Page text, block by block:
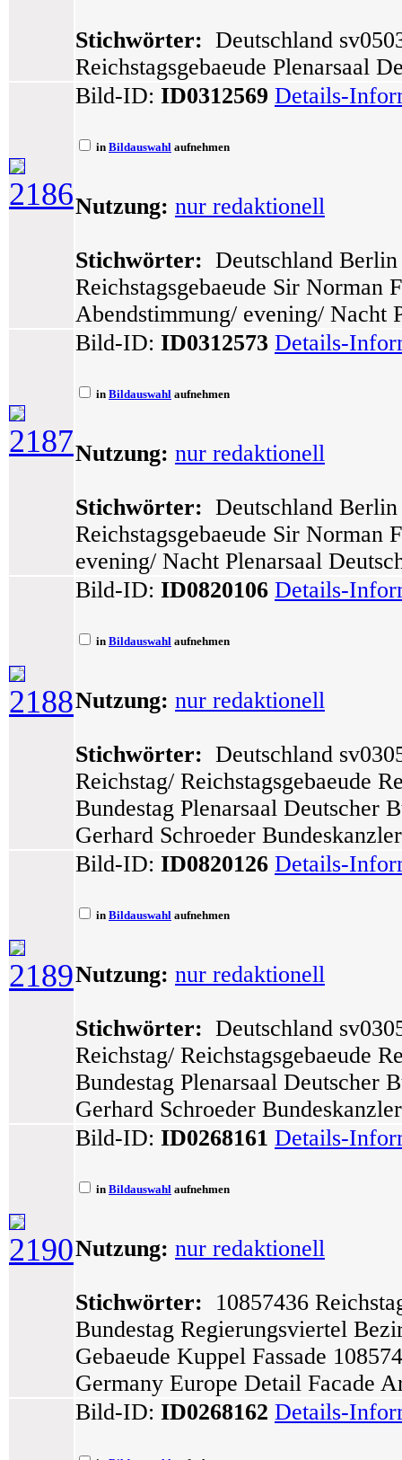
Stichwörter: Deutschland
Reichstagsgebaeude Plenarsaal
2186
Bild-ID: ID0312569 Details-
in Bildauswahl aufnehmen
Nutzung: nur redaktionell
Stichwörter: Deutschland
Reichstagsgebaeude Sir Norman
Abendstimmung/ evening/ Nacht
2187
Bild-ID: ID0312573 Details-
in Bildauswahl aufnehmen
Nutzung: nur redaktionell
Stichwörter: Deutschland
Reichstagsgebaeude Sir Norman
evening/ Nacht Plenarsaal
2188
Bild-ID: ID0820106 Details-
in Bildauswahl aufnehmen
Nutzung: nur redaktionell
Stichwörter: Deutschland
Reichstag/ Reichstagsgebaeude
Bundestag Plenarsaal Deutscher
Gerhard Schroeder
2189
Bild-ID: ID0820126 Details-
in Bildauswahl aufnehmen
Nutzung: nur redaktionell
Stichwörter: Deutschland
Reichstag/ Reichstagsgebaeude
Bundestag Plenarsaal Deutscher
Gerhard Schroeder
2190
Bild-ID: ID0268161 Details-
in Bildauswahl aufnehmen
Nutzung: nur redaktionell
Stichwörter: 10857436
Bundestag Regierungsviertel
Gebaeude Kuppel Fassade
Germany Europe Detail Facade
Bild-ID: ID0268162 Details-